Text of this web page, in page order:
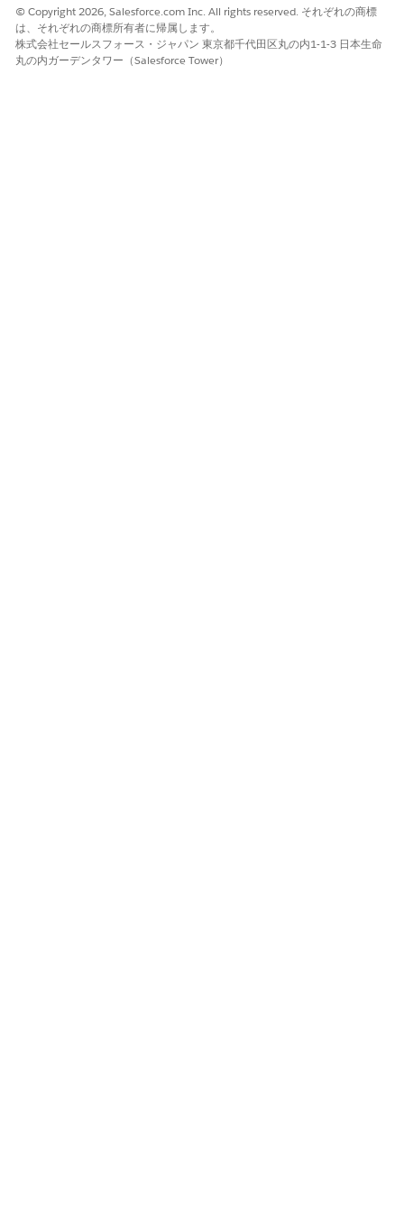
© Copyright 2026, Salesforce.com Inc. All rights reserved. それぞれの商標
は、それぞれの商標所有者に帰属します。
株式会社セールスフォース・ジャパン 東京都千代田区丸の内1-1-3 日本生命
丸の内ガーデンタワー（Salesforce Tower）